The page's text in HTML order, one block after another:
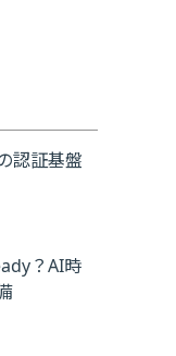
認証基盤
？AI時